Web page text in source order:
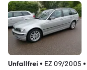
Unfallfrei • EZ 09/2005 •